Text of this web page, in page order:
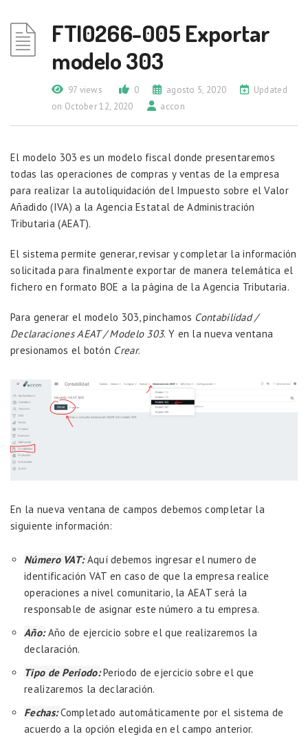
FTI0266-005 Exportar
modelo 303
97 views 0 agosto 5, 2020
Updated
on October 12, 2020
accon
El modelo 303 es un modelo fiscal donde presentaremos
todas las operaciones de compras y ventas de la empresa
para realizar la autoliquidación del Impuesto sobre el Valor
Añadido (IVA) a la Agencia Estatal de Administración
Tributaria (AEAT).
El sistema permite generar, revisar y completar la información
solicitada para finalmente exportar de manera telemática el
fichero en formato BOE a la página de la Agencia Tributaria.
Para generar el modelo 303, pinchamos Contabilidad /
Declaraciones AEAT / Modelo 303. Y en la nueva ventana
presionamos el botón Crear.
En la nueva ventana de campos debemos completar la
siguiente información:
Número VAT: Aquí debemos ingresar el numero de
identificación VAT en caso de que la empresa realice
operaciones a nivel comunitario, la AEAT será la
responsable de asignar este número a tu empresa.
Año:Año de ejercicio sobre el que realizaremos la
declaración.
Tipo de Periodo:Periodo de ejercicio sobre el que
realizaremos la declaración.
Fechas:Completado automáticamente por el sistema de
acuerdo a la opción elegida en el campo anterior.